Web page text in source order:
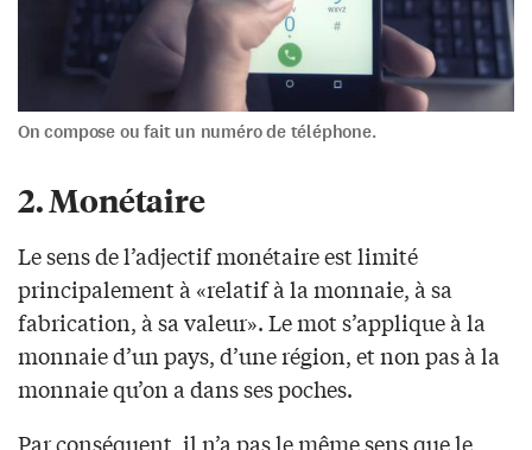
On compose ou fait un numéro de téléphone.
2. Monétaire
Le sens de l’adjectif monétaire est limité
principalement à «relatif à la monnaie, à sa
fabrication, à sa valeur». Le mot s’applique à la
monnaie d’un pays, d’une région, et non pas à la
monnaie qu’on a dans ses poches.
Par conséquent, il n’a pas le même sens que le